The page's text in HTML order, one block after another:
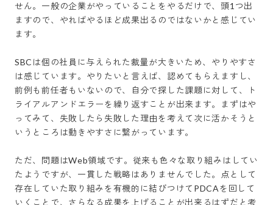
せん。一般の企業がやっていることをやるだけで、頭1つ出
ますので、やればやるほど成果出るのではないかと感じてい
ます。
SBCは個の社員に与えられた裁量が大きいため、やりやすさ
は感じています。やりたいと言えば、認めてもらえますし、
前例も前任者もいないので、自分で探した課題に対して、ト
ライアルアンドエラーを繰り返すことが出来ます。まずはや
ってみて、失敗したら失敗した理由を考えて次に活かそうと
いうところは動きやすさに繋がっています。
ただ、問題はWeb領域です。従来も色々な取り組みはしてい
たようですが、一貫した戦略はありませんでした。点として
存在していた取り組みを有機的に結びつけてPDCAを回して
いくことで、さらなる成果を上げることが出来るはずだと考